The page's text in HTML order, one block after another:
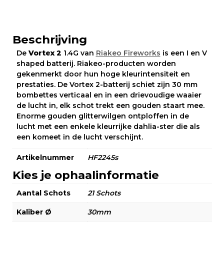
Beschrijving
De Vortex 2 1.4G van Riakeo Fireworks is een I en V
shaped batterij. Riakeo-producten worden
gekenmerkt door hun hoge kleurintensiteit en
prestaties. De Vortex 2-batterij schiet zijn 30 mm
bombettes verticaal en in een drievoudige waaier
de lucht in, elk schot trekt een gouden staart mee.
Enorme gouden glitterwilgen ontploffen in de
lucht met een enkele kleurrijke dahlia-ster die als
een komeet in de lucht verschijnt.
Artikelnummer HF2245s
Kies je ophaalinformatie
Aantal Schots 21 Schots
Kaliber Ø 30mm